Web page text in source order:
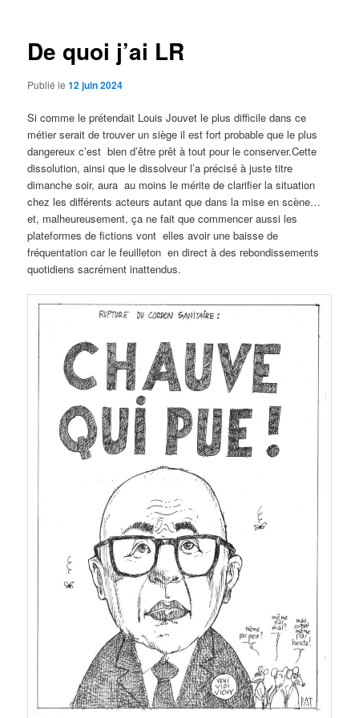
De quoi j’ai LR
Publié le12 juin 2024
Si comme le prétendait Louis Jouvet le plus difficile dans ce
métier serait de trouver un siège il est fort probable que le plus
dangereux c’est bien d’être prêt à tout pour le conserver.Cette
dissolution, ainsi que le dissolveur l’a précisé à juste titre
dimanche soir, aura au moins le mérite de clarifier la situation
chez les différents acteurs autant que dans la mise en scène…
et, malheureusement, ça ne fait que commencer aussi les
plateformes de fictions vont elles avoir une baisse de
fréquentation car le feuilleton en direct à des rebondissements
quotidiens sacrément inattendus.